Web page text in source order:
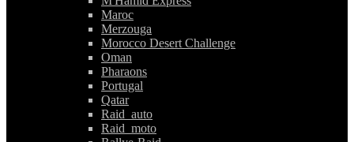
Maroc
Merzouga
Morocco Desert Challenge
Oman
Pharaons
Portugal
Qatar
Raid_auto
Raid_moto